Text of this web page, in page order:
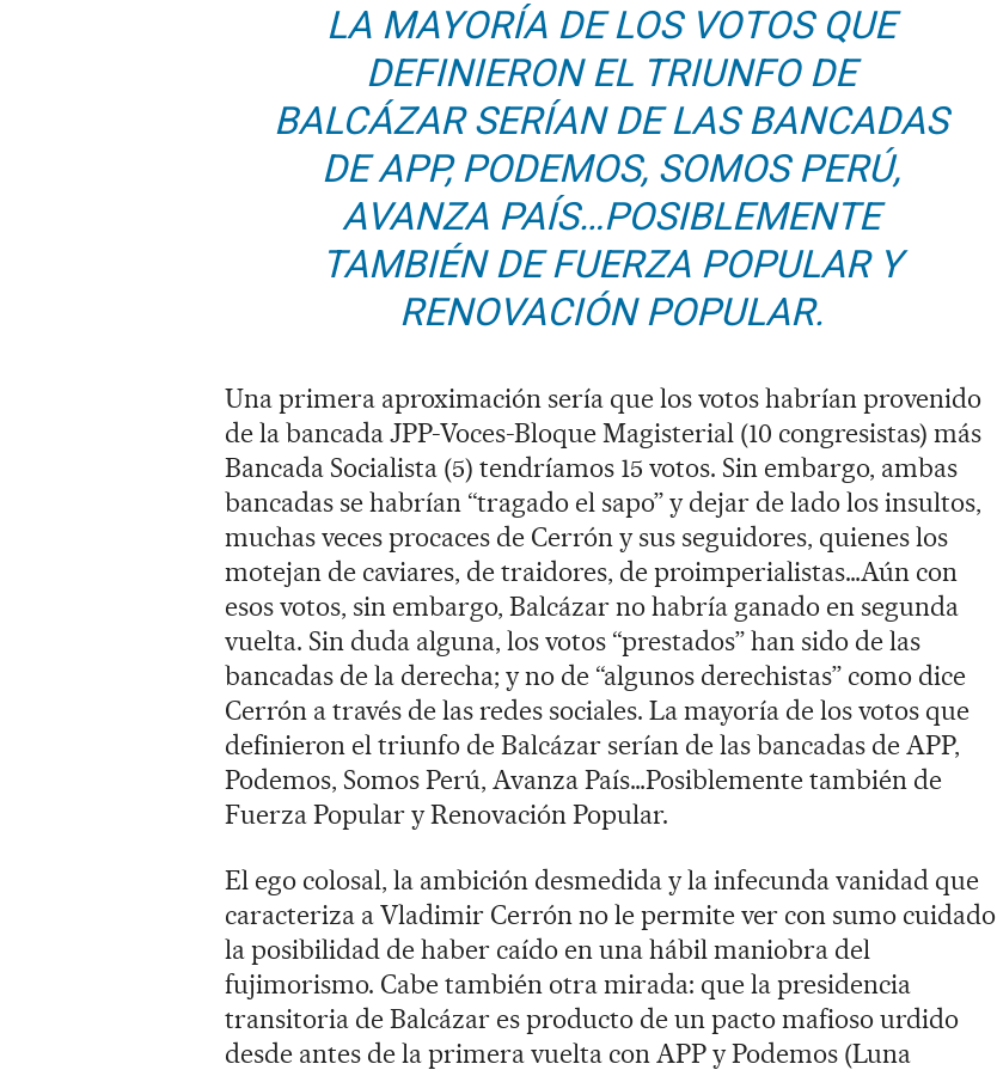
LA MAYORÍA DE LOS VOTOS QUE
DEFINIERON EL TRIUNFO DE
BALCÁZAR SERÍAN DE LAS BANCADAS
DE APP, PODEMOS, SOMOS PERÚ,
AVANZA PAÍS…POSIBLEMENTE
TAMBIÉN DE FUERZA POPULAR Y
RENOVACIÓN POPULAR.
Una primera aproximación sería que los votos habrían provenido
de la bancada JPP-Voces-Bloque Magisterial (10 congresistas) más
Bancada Socialista (5) tendríamos 15 votos. Sin embargo, ambas
bancadas se habrían “tragado el sapo” y dejar de lado los insultos,
muchas veces procaces de Cerrón y sus seguidores, quienes los
motejan de caviares, de traidores, de proimperialistas…Aún con
esos votos, sin embargo, Balcázar no habría ganado en segunda
vuelta. Sin duda alguna, los votos “prestados” han sido de las
bancadas de la derecha; y no de “algunos derechistas” como dice
Cerrón a través de las redes sociales. La mayoría de los votos que
definieron el triunfo de Balcázar serían de las bancadas de APP,
Podemos, Somos Perú, Avanza País…Posiblemente también de
Fuerza Popular y Renovación Popular.
El ego colosal, la ambición desmedida y la infecunda vanidad que
caracteriza a Vladimir Cerrón no le permite ver con sumo cuidado
la posibilidad de haber caído en una hábil maniobra del
fujimorismo. Cabe también otra mirada: que la presidencia
transitoria de Balcázar es producto de un pacto mafioso urdido
desde antes de la primera vuelta con APP y Podemos (Luna